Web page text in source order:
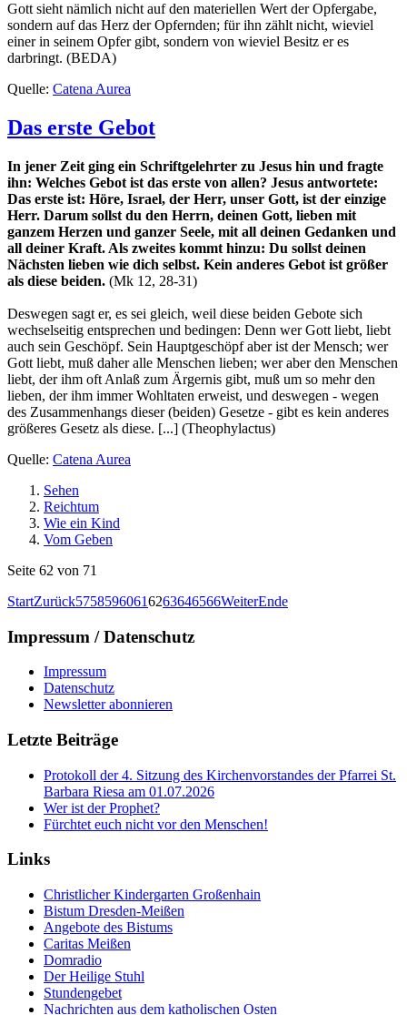
Gott sieht nämlich nicht auf den materiellen Wert der Opfergabe,
sondern auf das Herz der Opfernden; für ihn zählt nicht, wieviel
einer in seinem Opfer gibt, sondern von wieviel Besitz er es
darbringt. (BEDA)
Quelle: Catena Aurea
Das erste Gebot
In jener Zeit ging ein Schriftgelehrter zu Jesus hin und fragte
ihn: Welches Gebot ist das erste von allen? Jesus antwortete:
Das erste ist: Höre, Israel, der Herr, unser Gott, ist der einzige
Herr. Darum sollst du den Herrn, deinen Gott, lieben mit
ganzem Herzen und ganzer Seele, mit all deinen Gedanken und
all deiner Kraft. Als zweites kommt hinzu: Du sollst deinen
Nächsten lieben wie dich selbst. Kein anderes Gebot ist größer
als diese beiden. (Mk 12, 28-31)
Deswegen sagt er, es sei gleich, weil diese beiden Gebote sich
wechselseitig entsprechen und bedingen: Denn wer Gott liebt, liebt
auch sein Geschöpf. Sein Hauptgeschöpf aber ist der Mensch; wer
Gott liebt, muß daher alle Menschen lieben; wer aber den Menschen
liebt, der ihm oft Anlaß zum Ärgernis gibt, muß um so mehr den
lieben, der ihm immer Wohltaten erweist, und deswegen - wegen
des Zusammenhangs dieser (beiden) Gesetze - gibt es kein anderes
größeres Gesetz als diese. [...] (Theophylactus)
Quelle: Catena Aurea
Sehen
Reichtum
Wie ein Kind
Vom Geben
Seite 62 von 71
StartZurück57585960616263646566WeiterEnde
Impressum / Datenschutz
Impressum
Datenschutz
Newsletter abonnieren
Letzte Beiträge
Protokoll der 4. Sitzung des Kirchenvorstandes der Pfarrei St.
Barbara Riesa am 01.07.2026
Wer ist der Prophet?
Fürchtet euch nicht vor den Menschen!
Links
Christlicher Kindergarten Großenhain
Bistum Dresden-Meißen
Angebote des Bistums
Caritas Meißen
Domradio
Der Heilige Stuhl
Stundengebet
Nachrichten aus dem katholischen Osten